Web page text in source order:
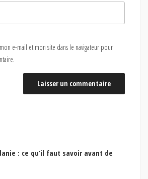
e-mail et mon site dans le navigateur pour
: ce qu’il faut savoir avant de